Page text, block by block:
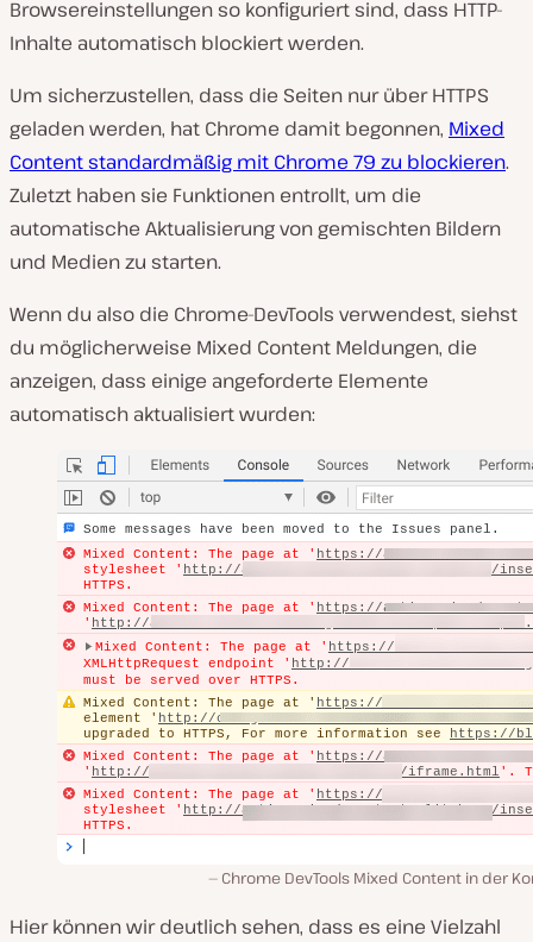
Browsereinstellungen so konfiguriert sind, dass HTTP-
Inhalte automatisch blockiert werden.
Um sicherzustellen, dass die Seiten nur über HTTPS
geladen werden, hat Chrome damit begonnen, Mixed
Content standardmäßig mit Chrome 79 zu blockieren.
Zuletzt haben sie Funktionen entrollt, um die
automatische Aktualisierung von gemischten Bildern
und Medien zu starten.
Wenn du also die Chrome-DevTools verwendest, siehst
du möglicherweise Mixed Content Meldungen, die
anzeigen, dass einige angeforderte Elemente
automatisch aktualisiert wurden:
Chrome DevTools Mixed Content in der
Hier können wir deutlich sehen, dass es eine Vielzahl